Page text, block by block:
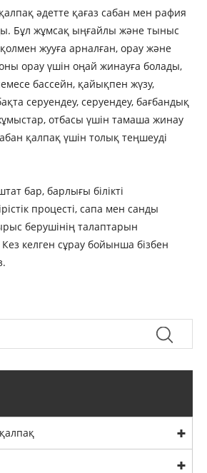
қалпақ әдетте қағаз сабан мен рафия
Бұл жұмсақ ыңғайлы және тыныс
жууға арналған, орау және
орау үшін оңай жинауға болады,
бассейн, қайықпен жүзу,
серуендеу, серуендеу, бағбандық
отбасы үшін тамаша жинау
қалпақ үшін толық теңшеуді
бар, барлығы білікті
процесті, сапа мен санды
берушінің талаптарын
келген сұрау бойынша бізбен